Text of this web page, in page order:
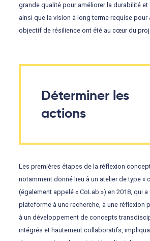
grande qualité pour améliorer la durabilité et
ainsi que la vision à long terme requise pour
objectif de résilience ont été au cœur du
Déterminer les
actions
Les premières étapes de la réflexion
notamment donné lieu à un atelier de type «
(également appelé « CoLab ») en 2018, qui a
plateforme à une recherche, à une réflexion
à un développement de concepts
intégrés et hautement collaboratifs,